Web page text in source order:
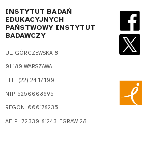
INSTYTUT BADAŃ
EDUKACYJNYCH
PAŃSTWOWY INSTYTUT
BADAWCZY
UL. GÓRCZEWSKA 8
01-180 WARSZAWA
TEL.: (22) 24-17-100
NIP: 5250008695
REGON: 000178235
AE: PL-72330-81243-EGRAW-28